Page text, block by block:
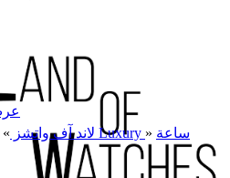
لاند آف واتشز » ساعة معصم لوکس(لاکچری) Luxury » ساعة